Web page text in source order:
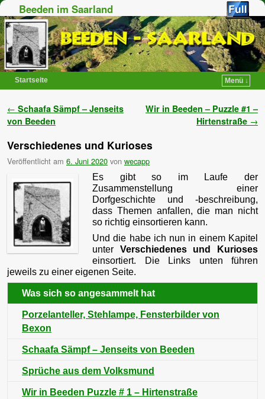
Beeden im Saarland
Startseite
Menü ↓
Artikelnavigation
← Schaafa Sämpf – Jenseits
von Beeden
Wir in Beeden – Puzzle #1 –
Hirtenstraße →
Verschiedenes und Kurioses
Veröffentlicht am 6. Juni 2020 von wecapp
Es gibt so im Laufe der
Zusammenstellung einer
Dorfgeschichte und -beschreibung,
dass Themen anfallen, die man nicht
so richtig einsortieren kann.
Und die habe ich nun in einem Kapitel
unter Verschiedenes und Kurioses
einsortiert. Die Links unten führen
jeweils zu einer eigenen Seite.
Was sich so angesammelt hat
Porzelanteller, Stehlampe, Fensterbilder von
Bexon
Schaafa Sämpf – Jenseits von Beeden
Sprüche aus dem Volksmund
Wir in Beeden Puzzle # 1 – Hirtenstraße